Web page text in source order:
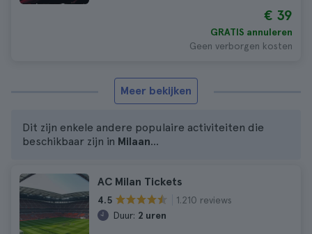
€ 39
GRATIS annuleren
Geen verborgen kosten
Meer bekijken
Dit zijn enkele andere populaire activiteiten die
beschikbaar zijn in Milaan...
AC Milan Tickets
4.5
1.210 reviews
Duur: 2 uren